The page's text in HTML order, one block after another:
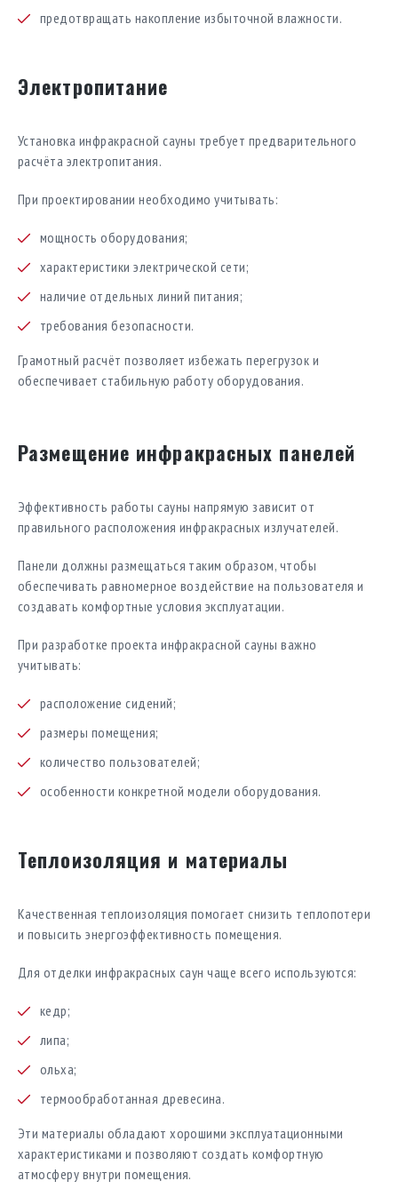
предотвращать накопление избыточной влажности.
Электропитание
Установка инфракрасной сауны требует предварительного
расчёта электропитания.
При проектировании необходимо учитывать:
мощность оборудования;
характеристики электрической сети;
наличие отдельных линий питания;
требования безопасности.
Грамотный расчёт позволяет избежать перегрузок и
обеспечивает стабильную работу оборудования.
Размещение инфракрасных панелей
Эффективность работы сауны напрямую зависит от
правильного расположения инфракрасных излучателей.
Панели должны размещаться таким образом, чтобы
обеспечивать равномерное воздействие на пользователя и
создавать комфортные условия эксплуатации.
При разработке проекта инфракрасной сауны важно
учитывать:
расположение сидений;
размеры помещения;
количество пользователей;
особенности конкретной модели оборудования.
Теплоизоляция и материалы
Качественная теплоизоляция помогает снизить теплопотери
и повысить энергоэффективность помещения.
Для отделки инфракрасных саун чаще всего используются:
кедр;
липа;
ольха;
термообработанная древесина.
Эти материалы обладают хорошими эксплуатационными
характеристиками и позволяют создать комфортную
атмосферу внутри помещения.